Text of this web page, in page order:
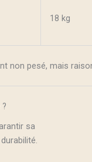
18 kg
non pesé, mais
sa